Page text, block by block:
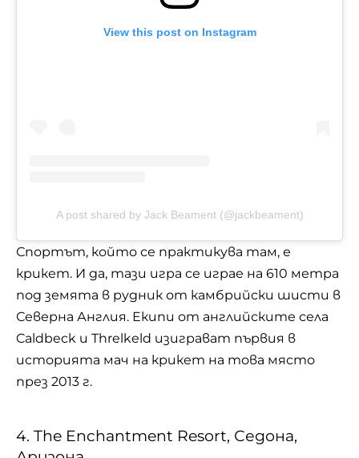
View this post on Instagram
A post shared by Jack Beament (@jackbeament)
Спортът, който се практикува там, е
крикет. И да, тази игра се играе на 610 метра
под земята в рудник от камбрийски шисти в
Северна Англия. Екипи от английските села
Caldbeck и Threlkeld изиграват първия в
историята мач на крикет на това място
през 2013 г.
4. The Enchantment Resort, Седона,